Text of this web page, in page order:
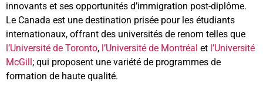
innovants et ses opportunités d’immigration post-diplôme.
Le Canada est une destination prisée pour les étudiants
internationaux, offrant des universités de renom telles que
l’Université de Toronto, l’Université de Montréal et l’Université
McGill; qui proposent une variété de programmes de
formation de haute qualité.